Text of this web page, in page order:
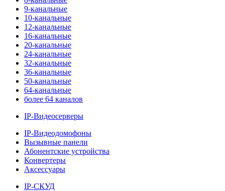
9-канальные
10-канальные
12-канальные
16-канальные
20-канальные
24-канальные
32-канальные
36-канальные
50-канальные
64-канальные
более 64 каналов
IP-Видеосерверы
IP-Видеодомофоны
Вызывные панели
Абонентские устройства
Конвертеры
Аксессуары
IP-СКУД